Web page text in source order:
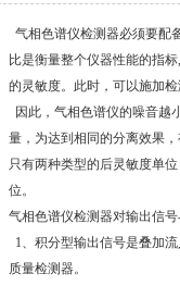
气相色谱仪检测器必须要配
比是衡量整个仪器性能的指
的灵敏度。此时，可以施加
因此，气相色谱仪的噪音越
量，为达到相同的分离效果
只有两种类型的后灵敏度单
位。
气相色谱仪检测器对输出信
1、积分型输出信号是叠加
质量检测器。